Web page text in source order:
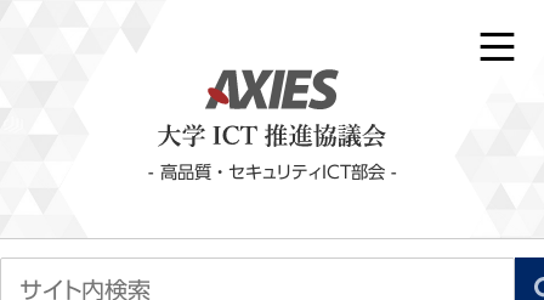
- 高品質・セキュリティICT部会 -